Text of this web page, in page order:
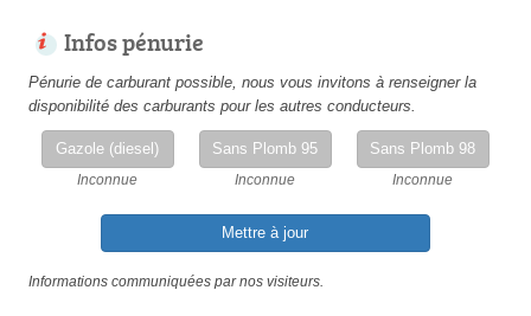
Infos pénurie
Pénurie de carburant possible, nous vous invitons à renseigner la
disponibilité des carburants pour les autres conducteurs.
Gazole (diesel)
Inconnue
Sans Plomb 95
Inconnue
Sans Plomb 98
Inconnue
Mettre à jour
Informations communiquées par nos visiteurs.